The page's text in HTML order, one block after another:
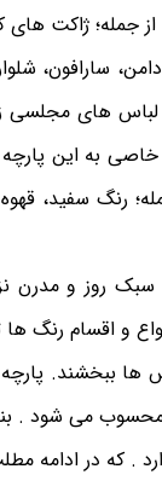
از جمله؛ ژاکت
سارافون،
لباس های
به این پارچه
رنگ‌ سفید،
سبک روز و مدرن
و اقسام رنگ
ها ببخشند.
می شود .
که در ادامه